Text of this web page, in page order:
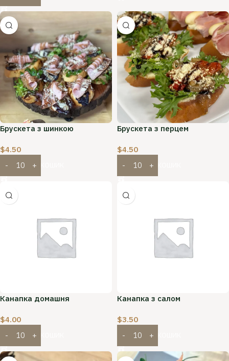
Брускета з шинкою
$4.50
ДОДАТИ В КОШИК
Брускета з перцем
$4.50
ДОДАТИ В КОШИК
Канапка домашня
$4.00
ДОДАТИ В КОШИК
Канапка з салом
$3.50
ДОДАТИ В КОШИК